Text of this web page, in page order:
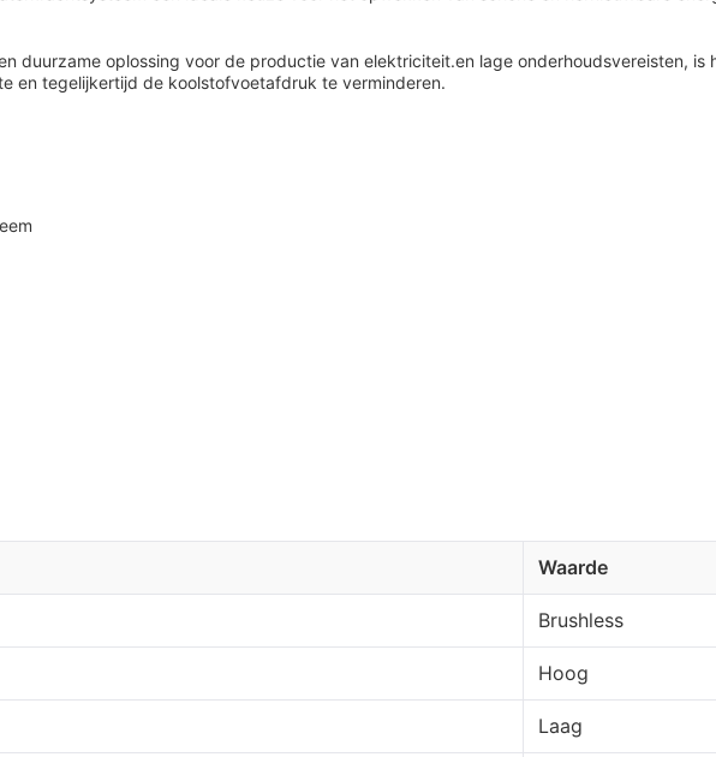
duurzame oplossing voor de productie van elektriciteit.en lage onderhoudsvereisten,
en tegelijkertijd de koolstofvoetafdruk te verminderen.
Waarde
Brushless
Hoog
Laag